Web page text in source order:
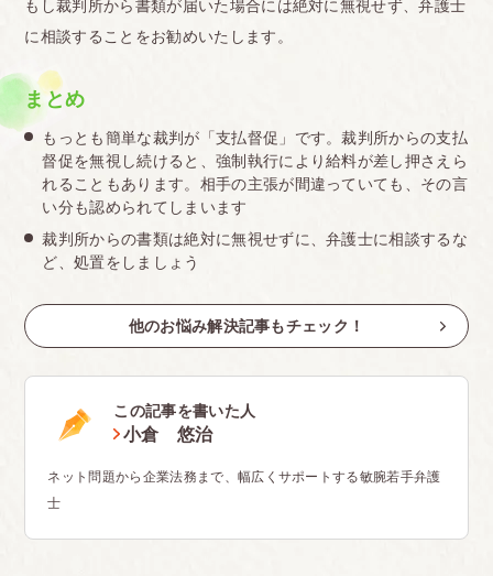
もし裁判所から書類が届いた場合には絶対に無視せず、弁護士
に相談することをお勧めいたします。
まとめ
もっとも簡単な裁判が「支払督促」です。裁判所からの支払
督促を無視し続けると、強制執行により給料が差し押さえら
れることもあります。相手の主張が間違っていても、その言
い分も認められてしまいます
裁判所からの書類は絶対に無視せずに、弁護士に相談するな
ど、処置をしましょう
他のお悩み解決記事もチェック！
この記事を書いた人
小倉 悠治
ネット問題から企業法務まで、幅広くサポートする敏腕若手弁護
士